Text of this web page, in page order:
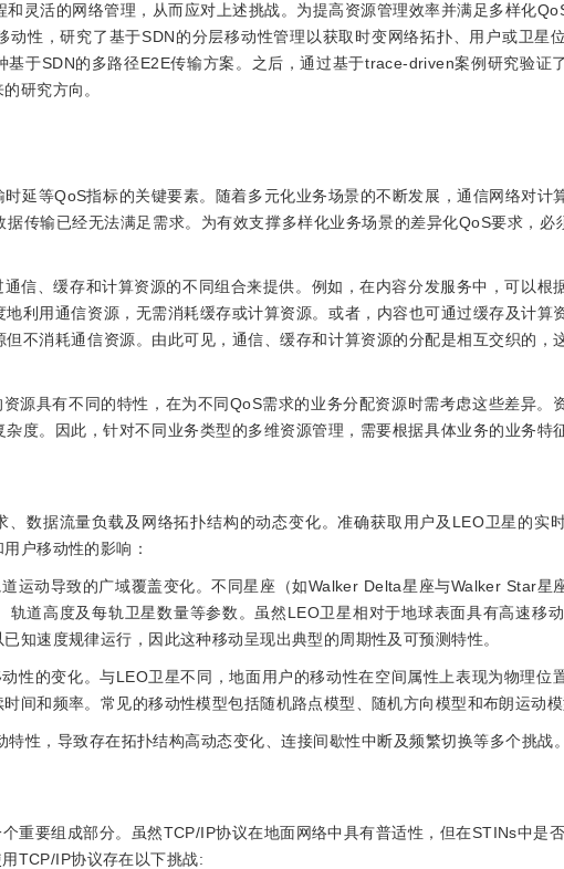
灵活的网络管理，从而应对上述挑战。为提高资源管理效率并满足多样化
动性，研究了基于SDN的分层移动性管理以获取时变网络拓扑、用户或卫星
基于SDN的多路径E2E传输方案。之后，通过基于trace-driven案例研究验证
研究方向。
延等QoS指标的关键要素。随着多元化业务场景的不断发展，通信网络对计
传输已经无法满足需求。为有效支撑多样化业务场景的差异化QoS要求，必
信、缓存和计算资源的不同组合来提供。例如，在内容分发服务中，可以根
地利用通信资源，无需消耗缓存或计算资源。或者，内容也可通过缓存及计算
不消耗通信资源。由此可见，通信、缓存和计算资源的分配是相互交织的，
源具有不同的特性，在为不同QoS需求的业务分配资源时需考虑这些差异。
度。因此，针对不同业务类型的多维资源管理，需要根据具体业务的业务特
、数据流量负载及网络拓扑结构的动态变化。准确获取用户及LEO卫星的实
户移动性的影响：
运动导致的广域覆盖变化。不同星座（如Walker Delta星座与Walker Star星
轨道高度及每轨卫星数量等参数。虽然LEO卫星相对于地球表面具有高速移
知速度规律运行，因此这种移动呈现出典型的周期性及可预测特性。
性的变化。与LEO卫星不同，地面用户的移动性在空间属性上表现为物理位
间和频率。常见的移动性模型包括随机路点模型、随机方向模型和布朗运动模
特性，导致存在拓扑结构高动态变化、连接间歇性中断及频繁切换等多个挑战
重要组成部分。虽然TCP/IP协议在地面网络中具有普适性，但在STINs中是
TCP/IP协议存在以下挑战: